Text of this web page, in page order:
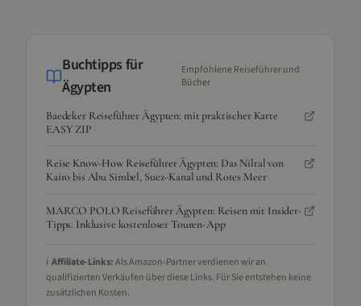
Buchtipps für
Ägypten
Empfohlene Reiseführer und
Bücher
Baedeker Reiseführer Ägypten: mit praktischer Karte
EASY ZIP
Reise Know-How Reiseführer Ägypten: Das Niltal von
Kairo bis Abu Simbel, Suez-Kanal und Rotes Meer
MARCO POLO Reiseführer Ägypten: Reisen mit Insider-
Tipps. Inklusive kostenloser Touren-App
ℹ️ Affiliate-Links:Als Amazon-Partner verdienen wir an
qualifizierten Verkäufen über diese Links. Für Sie entstehen keine
zusätzlichen Kosten.